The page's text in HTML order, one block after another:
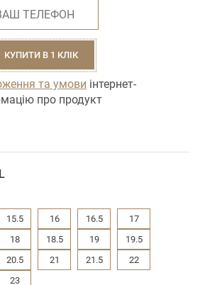
КУПИТИ В 1 КЛІК
та умови інтернет-
про продукт
15.5 16 16.5
17
18 18.5 19
19.5
20.5 21 21.5
22
23